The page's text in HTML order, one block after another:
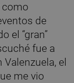
como
de
el “gran”
fue a
el
me vio